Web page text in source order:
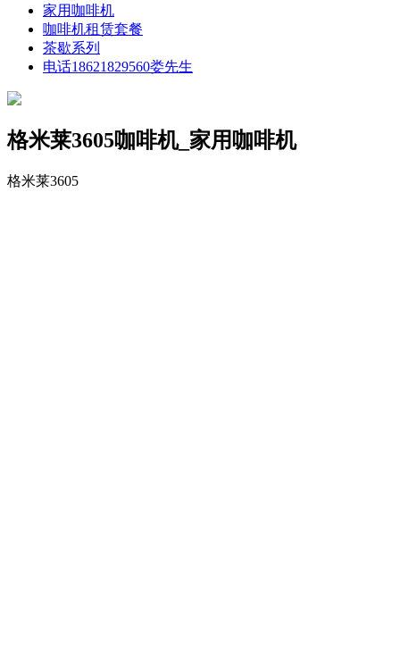
家用咖啡机
咖啡机租赁套餐
茶歇系列
电话18621829560娄先生
格米莱3605咖啡机_家用咖啡机
格米莱3605